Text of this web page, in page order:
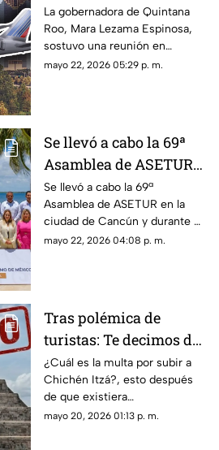
para fortalecer las
alianzas con el Caribe
Mexicano
La gobernadora de Quintana
Roo, Mara Lezama Espinosa,
sostuvo una reunión en
Houston para fortalecer las
mayo 22, 2026 05:29 p. m.
Se llevó a cabo la 69ª
Asamblea de ASETUR
en Cancún y Quintana
Roo reafirma su
liderazgo turístico
Se llevó a cabo la 69ª
Asamblea de ASETUR en la
ciudad de Cancún y durante el
evento, el estado de Quintana
mayo 22, 2026 04:08 p. m.
Tras polémica de
turistas: Te decimos de
cuánto es la multa por
subir a Chichén Itzá
¿Cuál es la multa por subir a
Chichén Itzá?, esto después
de que existiera
"#LadyChichenItza” en redes
mayo 20, 2026 01:13 p. m.